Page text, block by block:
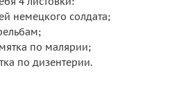
немецкого солдата;
по малярии;
по дизентерии.